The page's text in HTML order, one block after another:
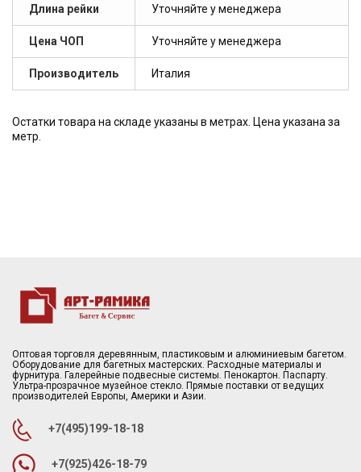
Длина рейки Уточняйте у менеджера
Цена ЧОП Уточняйте у менеджера
Производитель Италия
Остатки товара на складе указаны в метрах. Цена указана за
метр.
Оптовая торговля деревянным, пластиковым и алюминиевым багетом.
Оборудование для багетных мастерских. Расходные материалы и
фурнитура. Галерейные подвесные системы. Пенокартон. Паспарту.
Ультра-прозрачное музейное стекло. Прямые поставки от ведущих
производителей Европы, Америки и Азии.
+7(495)199-18-18
+7(925)426-18-79